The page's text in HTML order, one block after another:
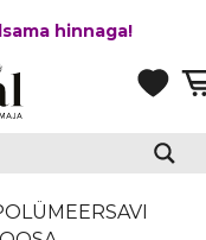
hinnaga!